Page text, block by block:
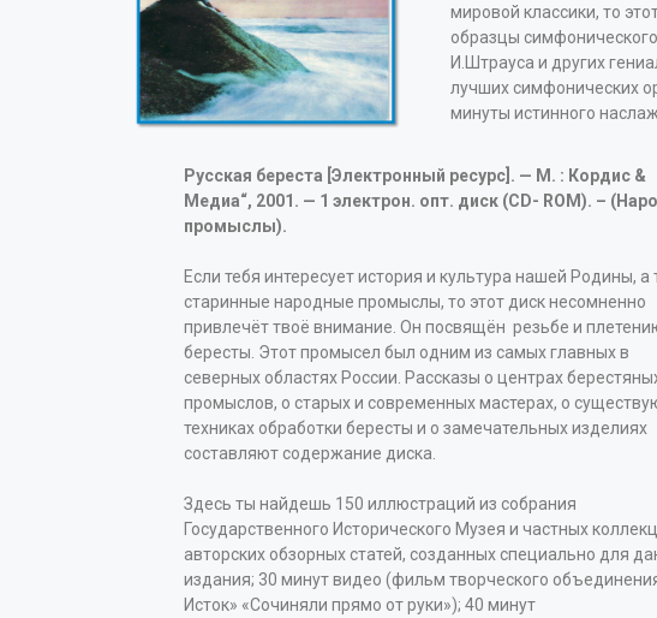
мировой классики, то
образцы
И.Штрауса и других
лучших симфонических
минуты истинного
Русская береста [Электронный ресурс]. — М. : Кордис &
Медиа“, 2001. — 1 электрон. опт. диск (CD- ROM). –
промыслы).
Если тебя интересует история и культура нашей Родины, а
старинные народные промыслы, то этот диск несомненно
привлечёт твоё внимание. Он посвящён резьбе и
бересты. Этот промысел был одним из самых главных в
северных областях России. Рассказы о центрах
промыслов, о старых и современных мастерах, о
техниках обработки бересты и о замечательных изделиях
составляют содержание диска.
Здесь ты найдешь 150 иллюстраций из собрания
Государственного Исторического Музея и частных
авторских обзорных статей, созданных специально для
издания; 30 минут видео (фильм творческого
Исток» «Сочиняли прямо от руки»); 40 минут